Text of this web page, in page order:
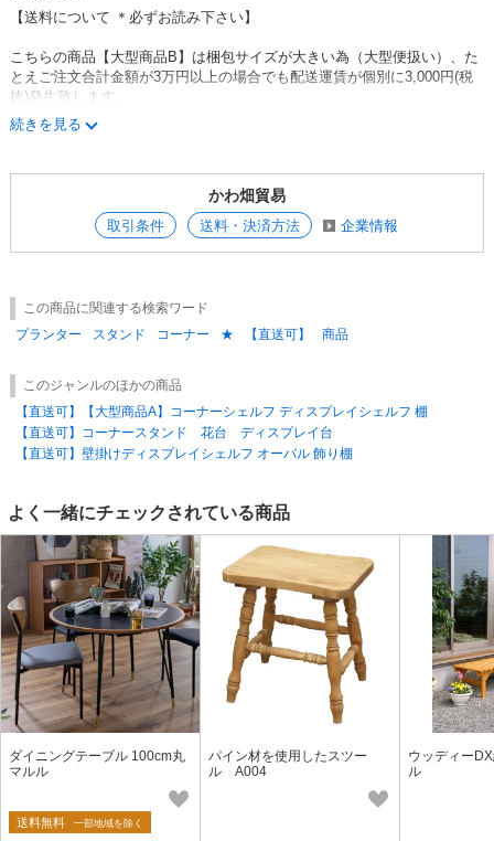
【送料について ＊必ずお読み下さい】
こちらの商品【大型商品B】は梱包サイズが大きい為（大型便扱い）、た
とえご注文合計金額が3万円以上の場合でも配送運賃が個別に3,000円(税
抜)発生致します。
※北海道は6,000円（税抜） 沖縄県・その他離島は9,000円（税抜)が個
■こちらの商品は消費者直送対応が可能です。
消費者への配送先指定がある場合は、ご注文時の画面で配送先登録ができ
複数の配送先登録機能の箇所に配送先を追加登録してご注文下さい。
す
※配送先追加登録はこちら(ログイン後)
続きを見る
かわ畑貿易
取引条件 送料・決済方法 企業情報
この商品に関連する検索ワード
プランター
スタンド コーナー ★ 【直送可】 商品
このジャンルのほかの商品
【直送可】【大型商品A】コーナーシェルフ ディスプレイシェルフ 棚
【直送可】コーナースタンド 花台 ディスプレイ台
【直送可】壁掛けディスプレイシェルフ オーバル 飾り棚
よく一緒にチェックされている商品
ダイニングテーブル 100cm丸
マルル
送料無料 一部地域を除く
パイン材を使用したスツー
ル A004
ウッディー
ル